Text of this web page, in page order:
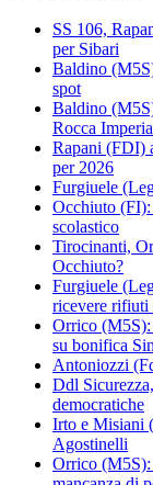
SS 106,
per Sibari
Baldino
spot
Baldino
Rocca
Rapani (FDI)
per 2026
Furgiuele
Occhiuto (FI):
scolastico
Tirocinanti,
Occhiuto?
Furgiuele
ricevere rifiuti
Orrico (M5S):
su bonifica
Antoniozzi
Ddl
democratiche
Irto e Misiani
Agostinelli
Orrico (M5S):